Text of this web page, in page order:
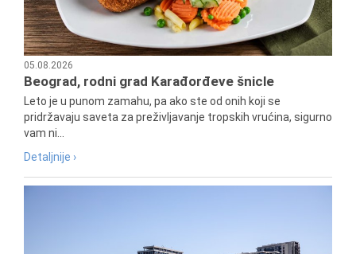
05.08.2026
Beograd, rodni grad Karađorđeve šnicle
Leto je u punom zamahu, pa ako ste od onih koji se
pridržavaju saveta za preživljavanje tropskih vrućina, sigurno
vam ni...
Detaljnije ›